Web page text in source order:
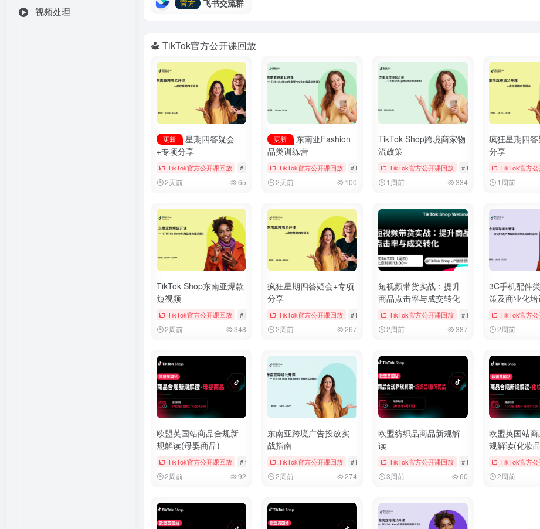
视频处理
官方 飞书交流群
TikTok官方公开课回放
更新
星期四答疑会
+专项分享
TikTok官方公开课回放 # Bookings & Vouchers # tiktok # 厨房用品
2天前 65
更新
东南亚Fashion
品类训练营
TikTok官方公开课回放 # Bookings & Vouchers # tiktok # 厨房用品
2天前 100
TikTok Shop跨境商家物
流政策
TikTok官方公开课回放 # Bookings & Vouchers
1周前 334
疯狂星期四
分享
TikTok官方
1周前
TikTok Shop东南亚爆款
短视频
TikTok官方公开课回放 # Bookings & Vouchers # tiktok # 厨房用品
2周前 348
疯狂星期四答疑会+专项
分享
TikTok官方公开课回放 # Bookings & Vouchers # tiktok # 厨房用品
2周前 267
短视频带货实战：提升
商品点击率与成交转化
TikTok官方公开课回放 # tiktok # 厨房用品 #
2周前 387
3C手机配件
策及商业化培
TikTok官方
2周前
欧盟英国站商品合规新
规解读(母婴商品)
TikTok官方公开课回放 # tiktok # 官方公开课回放 # 母婴用品
2周前 92
东南亚跨境广告投放实
战指南
TikTok官方公开课回放 # Bookings & Vouchers # tiktok # 厨房用品
2周前 274
欧盟纺织品商品新规解
读
TikTok官方公开课回放 # tiktok # 儿童时尚 #
3周前 60
欧盟英国站
规解读(化妆
TikTok官方
2周前